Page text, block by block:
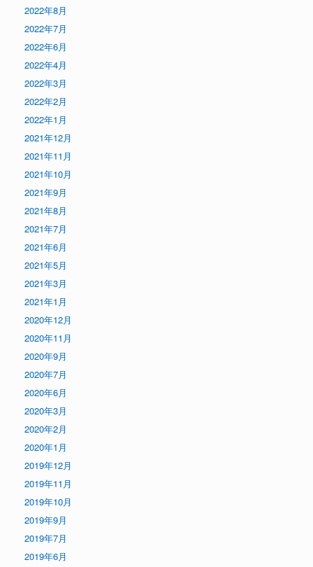
2022年8月
2022年7月
2022年6月
2022年4月
2022年3月
2022年2月
2022年1月
2021年12月
2021年11月
2021年10月
2021年9月
2021年8月
2021年7月
2021年6月
2021年5月
2021年3月
2021年1月
2020年12月
2020年11月
2020年9月
2020年7月
2020年6月
2020年3月
2020年2月
2020年1月
2019年12月
2019年11月
2019年10月
2019年9月
2019年7月
2019年6月